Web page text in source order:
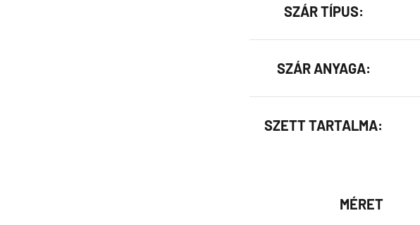
SZÁR TÍPUS:
SZÁR ANYAGA:
SZETT TARTALMA:
MÉRET